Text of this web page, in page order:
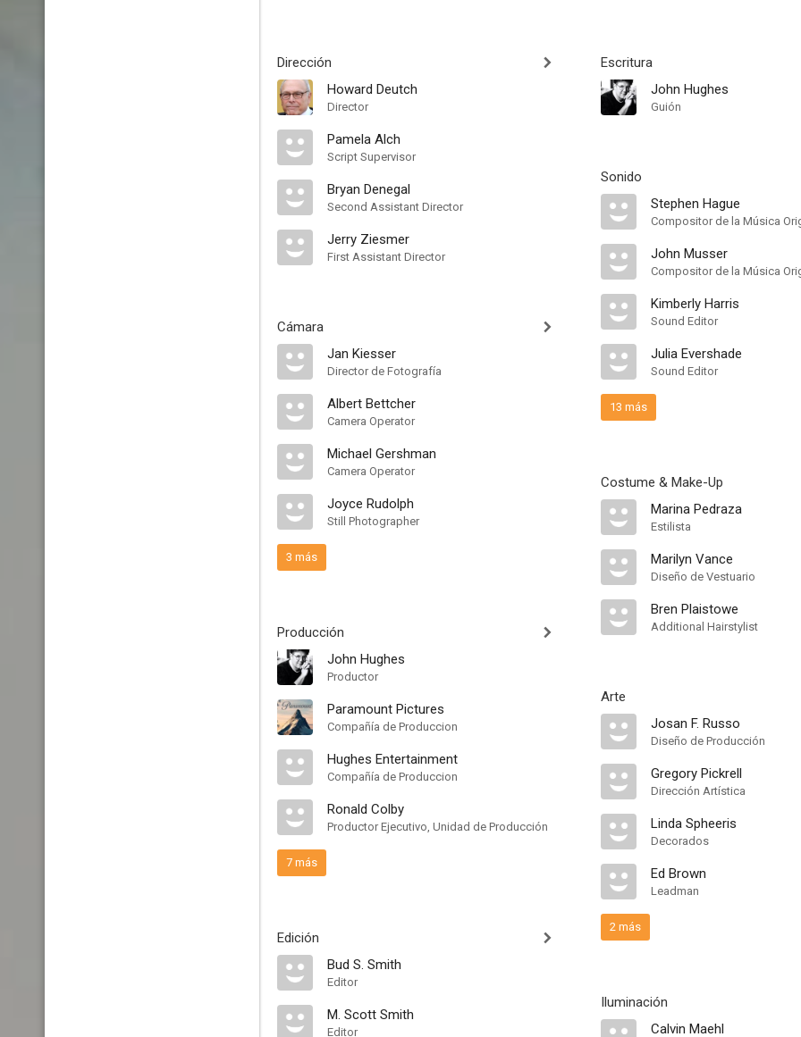
Dirección
Howard Deutch
Director
Pamela Alch
Script Supervisor
Bryan Denegal
Second Assistant Director
Jerry Ziesmer
First Assistant Director
Cámara
Jan Kiesser
Director de Fotografía
Albert Bettcher
Camera Operator
Michael Gershman
Camera Operator
Joyce Rudolph
Still Photographer
3 más
Producción
John Hughes
Productor
Paramount Pictures
Compañía de Produccion
Hughes Entertainment
Compañía de Produccion
Ronald Colby
Productor Ejecutivo, Unidad de Producción
7 más
Edición
Bud S. Smith
Editor
M. Scott Smith
Editor
Escritura
John Hughes
Guión
Sonido
Stephen Hague
Compositor de la Música
John Musser
Compositor de la Música
Kimberly Harris
Sound Editor
Julia Evershade
Sound Editor
13 más
Costume & Make-Up
Marina Pedraza
Estilista
Marilyn Vance
Diseño de Vestuario
Bren Plaistowe
Additional Hairstylist
Arte
Josan F. Russo
Diseño de Producción
Gregory Pickrell
Dirección Artística
Linda Spheeris
Decorados
Ed Brown
Leadman
2 más
Iluminación
Calvin Maehl